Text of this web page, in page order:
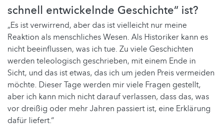
schnell entwickelnde Geschichte“ ist?
„Es ist verwirrend, aber das ist vielleicht nur meine
Reaktion als menschliches Wesen. Als Historiker kann es
nicht beeinflussen, was ich tue. Zu viele Geschichten
werden teleologisch geschrieben, mit einem Ende in
Sicht, und das ist etwas, das ich um jeden Preis vermeiden
möchte. Dieser Tage werden mir viele Fragen gestellt,
aber ich kann mich nicht darauf verlassen, dass das, was
vor dreißig oder mehr Jahren passiert ist, eine Erklärung
dafür liefert.“